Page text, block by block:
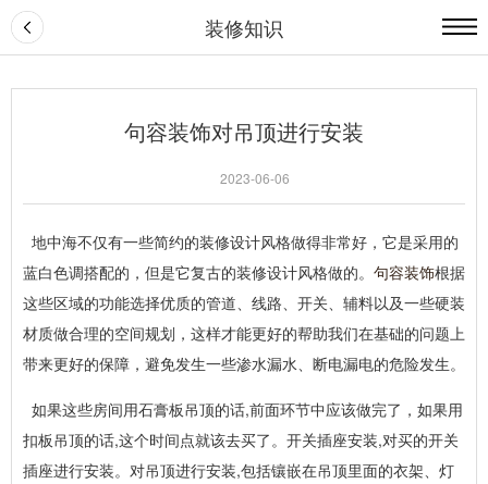
装修知识
句容装饰对吊顶进行安装
2023-06-06
地中海不仅有一些简约的装修设计风格做得非常好，它是采用的
蓝白色调搭配的，但是它复古的装修设计风格做的。 句容装饰根据
这些区域的功能选择优质的管道、线路、开关、辅料以及一些硬装
材质做合理的空间规划，这样才能更好的帮助我们在基础的问题上
带来更好的保障，避免发生一些渗水漏水、断电漏电的危险发生。
如果这些房间用石膏板吊顶的话,前面环节中应该做完了，如果用
扣板吊顶的话,这个时间点就该去买了。开关插座安装,对买的开关
插座进行安装。对吊顶进行安装,包括镶嵌在吊顶里面的衣架、灯